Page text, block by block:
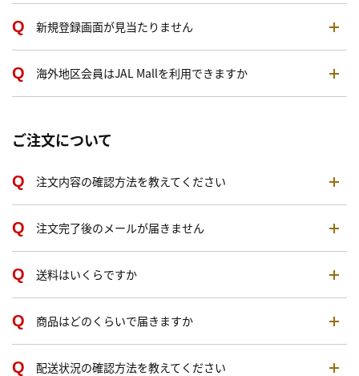
新規登録画面が見当たりません
海外地区会員はJAL Mallを利用できますか
ご注文について
注文内容の確認方法を教えてください
注文完了後のメールが届きません
送料はいくらですか
商品はどのくらいで届きますか
配送状況の確認方法を教えてください